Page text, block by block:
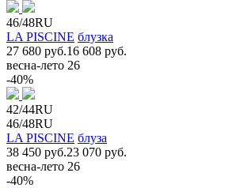
46/48RU
LA PISCINE блузка
27 680 руб.16 608 руб.
весна-лето 26
-40%
42/44RU
46/48RU
LA PISCINE блуза
38 450 руб.23 070 руб.
весна-лето 26
-40%